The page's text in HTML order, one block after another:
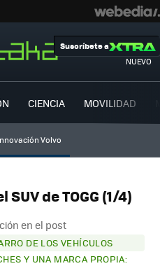
NUEVO
Suscríbete a
CIENCIA MOVILIDAD
Volvo
de TOGG (1/4)
en el post
DE LOS VEHÍCULOS
Y UNA MARCA PROPIA: